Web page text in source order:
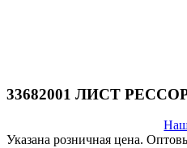
33682001 ЛИСТ
Указана розничная цена.